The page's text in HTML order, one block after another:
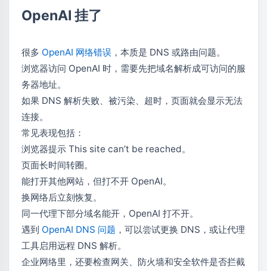
OpenAI 挂了
很多 OpenAI 网络错误 ，本质是 DNS 或路由问题。
浏览器访问 OpenAI 时，需要先把域名解析成可访问的服
务器地址。
如果 DNS 解析失败、被污染、超时，页面就会显示无法
连接。
常见表现包括：
浏览器提示 This site can’t be reached。
页面长时间转圈。
能打开其他网站，但打不开 OpenAI。
换网络后立刻恢复。
同一代理下部分域名能开，OpenAI 打不开。
遇到 OpenAI DNS 问题 ，可以尝试更换 DNS，或让代理
工具启用远程 DNS 解析。
企业网络里，还要检查网关、防火墙和安全软件是否拦截